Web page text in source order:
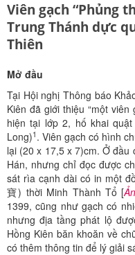
Viên gạch “Phủng
Trung Thánh dực
Thiên
Mở đầu
Tại Hội nghị Thông báo
Kiên đã giới thiệu “một
hiện tại lớp 2, hố khai
Long)1 . Viên gạch có hình
lại (20 x 17,5 x 7)cm. Ở
Hán, nhưng chỉ đọc được
sát rìa cạnh dài có in một
寶) thời Minh Thành Tổ [
1399, cũng như gạch có
nhưng địa tầng phát lộ
Hồng Kiên băn khoăn về
có thêm thông tin để lý giải